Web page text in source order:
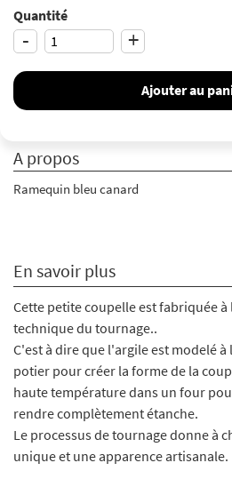
Quantité
- +
Ajouter au
A propos
Ramequin bleu canard
En savoir plus
Cette petite coupelle est fabriquée
technique du tournage..
C'est à dire que l'argile est modelé
potier pour créer la forme de la
haute température dans un four
rendre complètement étanche.
Le processus de tournage donne à
unique et une apparence artisanale.